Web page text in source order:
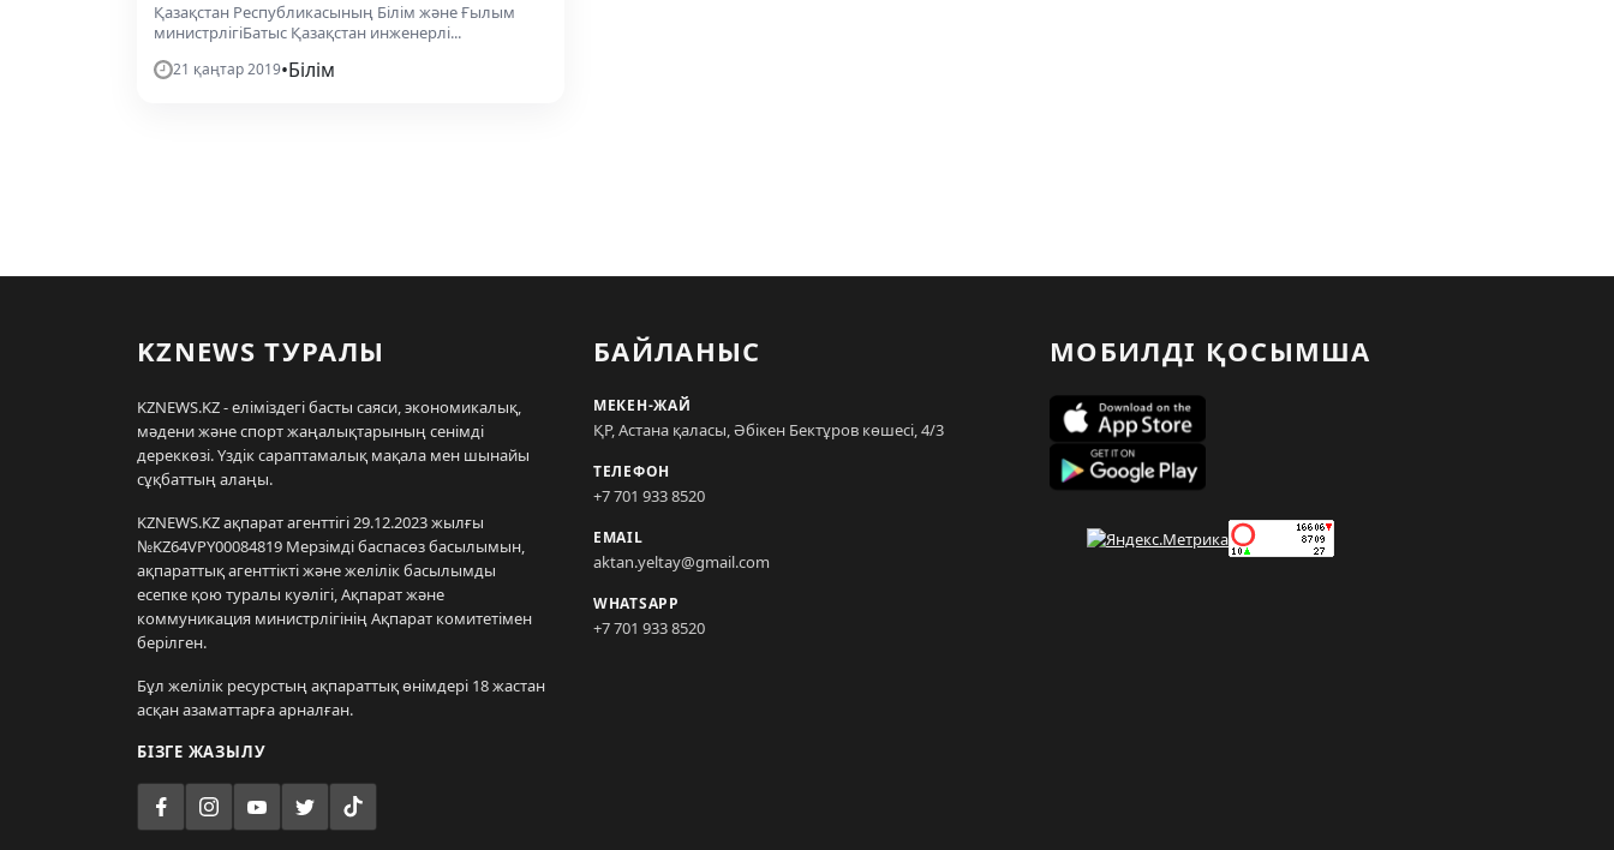
Қазақстан Республикасының Білім және Ғылым
министрлігіБатыс Қазақстан инженерлі...
21 қаңтар 2019•Білім
KZNEWS ТУРАЛЫ
KZNEWS.KZ - еліміздегі басты саяси, экономикалық,
мәдени және спорт жаңалықтарының сенімді
дереккөзі. Үздік сараптамалық мақала мен шынайы
сұқбаттың алаңы.
KZNEWS.KZ ақпарат агенттігі 29.12.2023 жылғы
№KZ64VPY00084819 Мерзімді баспасөз басылымын,
ақпараттық агенттікті және желілік басылымды
есепке қою туралы куәлігі, Ақпарат және
коммуникация министрлігінің Ақпарат комитетімен
берілген.
Бұл желілік ресурстың ақпараттық өнімдері 18 жастан
асқан азаматтарға арналған.
БІЗГЕ ЖАЗЫЛУ
БАЙЛАНЫС
МЕКЕН-ЖАЙ
ҚР, Астана қаласы, Әбікен Бектұров көшесі, 4/3
ТЕЛЕФОН
+7 701 933 8520
EMAIL
aktan.yeltay@gmail.com
WHATSAPP
+7 701 933 8520
МОБИЛДІ ҚОСЫМША